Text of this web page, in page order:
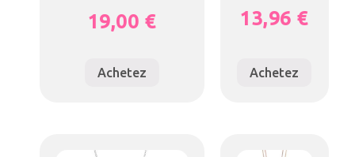
19,00 €
Achetez
13,96 €
Achetez